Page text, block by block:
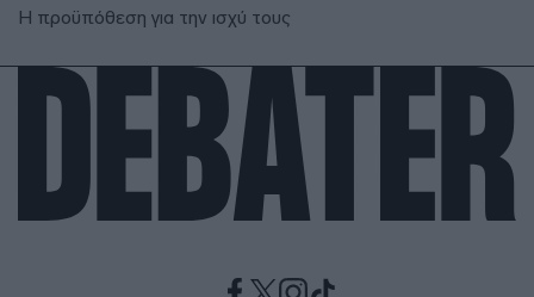
Η προϋπόθεση για την ισχύ τους